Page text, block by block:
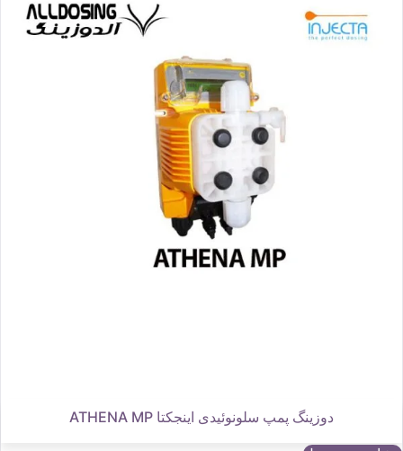
دوزینگ پمپ سلونوئیدی اینجکتا ATHENA MP